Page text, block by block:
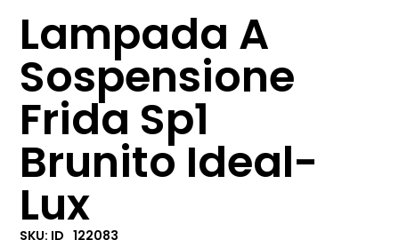
Lampada A
Sospensione
Frida Sp1
Brunito Ideal-
Lux
SKU: ID_122083